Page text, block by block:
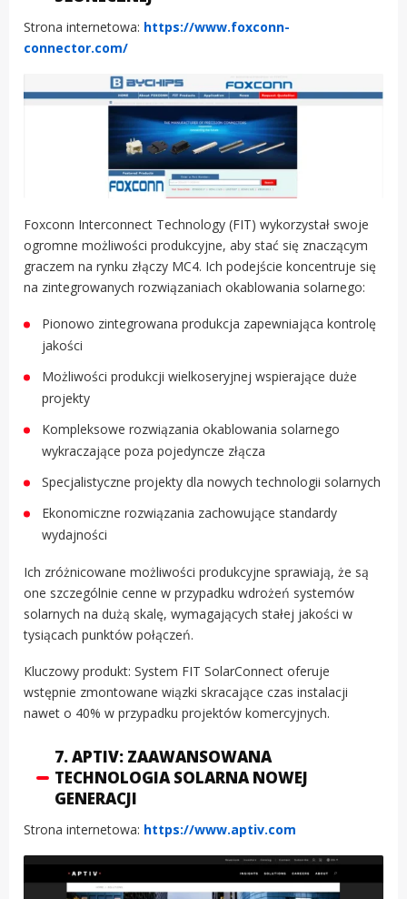
Strona internetowa: https://www.foxconn-
connector.com/
Foxconn Interconnect Technology (FIT) wykorzystał swoje
ogromne możliwości produkcyjne, aby stać się znaczącym
graczem na rynku złączy MC4. Ich podejście koncentruje się
na zintegrowanych rozwiązaniach okablowania solarnego:
Pionowo zintegrowana produkcja zapewniająca kontrolę
jakości
Możliwości produkcji wielkoseryjnej wspierające duże
projekty
Kompleksowe rozwiązania okablowania solarnego
wykraczające poza pojedyncze złącza
Specjalistyczne projekty dla nowych technologii solarnych
Ekonomiczne rozwiązania zachowujące standardy
wydajności
Ich zróżnicowane możliwości produkcyjne sprawiają, że są
one szczególnie cenne w przypadku wdrożeń systemów
solarnych na dużą skalę, wymagających stałej jakości w
tysiącach punktów połączeń.
Kluczowy produkt: System FIT SolarConnect oferuje
wstępnie zmontowane wiązki skracające czas instalacji
nawet o 40% w przypadku projektów komercyjnych.
7. APTIV: ZAAWANSOWANA
TECHNOLOGIA SOLARNA NOWEJ
GENERACJI
Strona internetowa: https://www.aptiv.com